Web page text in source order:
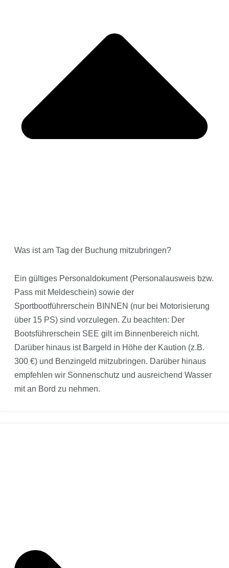
Was ist am Tag der Buchung mitzubringen?
Ein gültiges Personaldokument (Personalausweis bzw.
Pass mit Meldeschein) sowie der
Sportbootführerschein BINNEN (nur bei Motorisierung
über 15 PS) sind vorzulegen. Zu beachten: Der
Bootsführerschein SEE gilt im Binnenbereich nicht.
Darüber hinaus ist Bargeld in Höhe der Kaution (z.B.
300 €) und Benzingeld mitzubringen. Darüber hinaus
empfehlen wir Sonnenschutz und ausreichend Wasser
mit an Bord zu nehmen.